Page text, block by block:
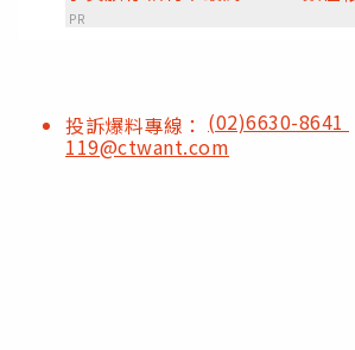
PR
投訴爆料專線： (02)6630-8641
119@ctwant.com